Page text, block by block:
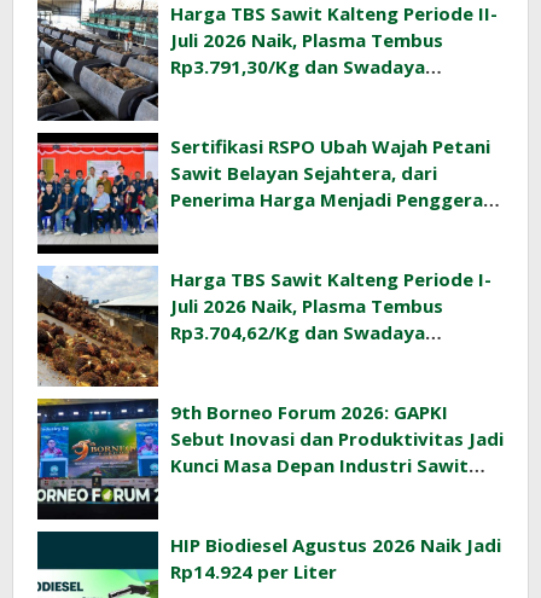
Harga TBS Sawit Kalteng Periode II-
Juli 2026 Naik, Plasma Tembus
Rp3.791,30/Kg dan Swadaya
Sertifikasi RSPO Ubah Wajah Petani
Sawit Belayan Sejahtera, dari
Penerima Harga Menjadi Penggerak
Harga TBS Sawit Kalteng Periode I-
Juli 2026 Naik, Plasma Tembus
Rp3.704,62/Kg dan Swadaya
9th Borneo Forum 2026: GAPKI
Sebut Inovasi dan Produktivitas Jadi
Kunci Masa Depan Industri Sawit
HIP Biodiesel Agustus 2026 Naik Jadi
Rp14.924 per Liter